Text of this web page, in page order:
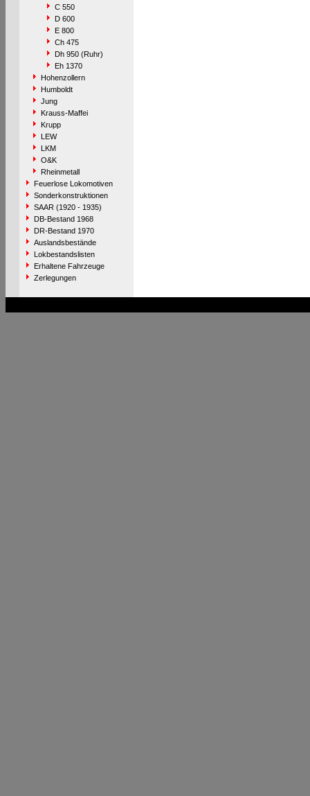
C 550
D 600
E 800
Ch 475
Dh 950 (Ruhr)
Eh 1370
Hohenzollern
Humboldt
Jung
Krauss-Maffei
Krupp
LEW
LKM
O&K
Rheinmetall
Feuerlose Lokomotiven
Sonderkonstruktionen
SAAR (1920 - 1935)
DB-Bestand 1968
DR-Bestand 1970
Auslandsbestände
Lokbestandslisten
Erhaltene Fahrzeuge
Zerlegungen